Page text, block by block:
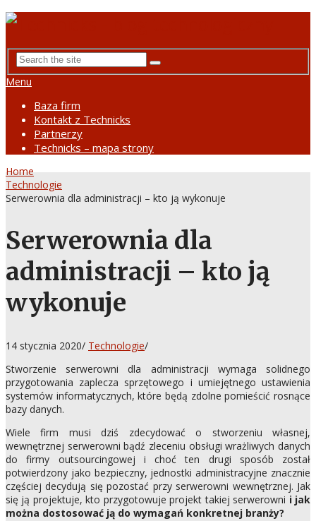
Menu
Baza firm
Kontakt z Technicks
Partnerzy
Technicks – mapa strony
Home
Technologie
Serwerownia dla administracji – kto ją wykonuje
Serwerownia dla
administracji – kto ją
wykonuje
14 stycznia 2020/ Technologie/
Stworzenie serwerowni dla administracji wymaga solidnego
przygotowania zaplecza sprzętowego i umiejętnego ustawienia
systemów informatycznych, które będą zdolne pomieścić rosnące
bazy danych.
Wiele firm musi dziś zdecydować o stworzeniu własnej,
wewnętrznej serwerowni bądź zleceniu obsługi wrażliwych danych
do firmy outsourcingowej i choć ten drugi sposób został
potwierdzony jako bezpieczny, jednostki administracyjne znacznie
częściej decydują się pozostać przy serwerowni wewnętrznej. Jak
się ją projektuje, kto przygotowuje projekt takiej serwerowni i jak
można dostosować ją do wymagań konkretnej branży?